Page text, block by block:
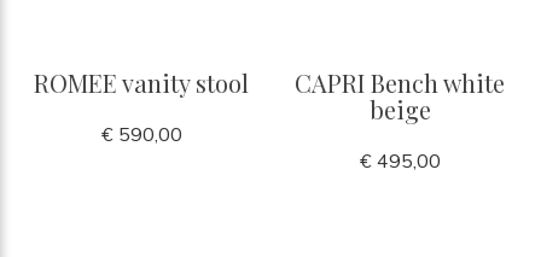
ROMEE vanity stool
€ 590,00
CAPRI Bench white
beige
€ 495,00